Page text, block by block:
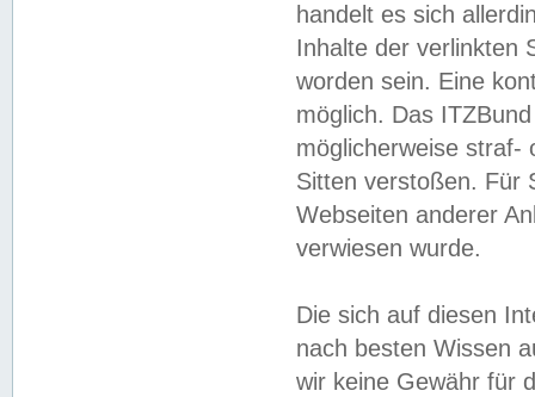
handelt es sich
Inhalte der verlinkten
worden sein. Eine
möglich. Das
möglicherweise straf-
Sitten verstoßen. Für
Webseiten anderer
verwiesen wurde.
Die sich auf diesen
nach besten Wissen
wir keine Gewähr für